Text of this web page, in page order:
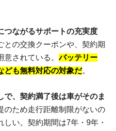
つながるサポートの充実度
との交換クーポンや、契約期
意されている。バッテリー
ども無料対応の対象だ。
で、契約満了後は車がそのま
のため走行距離制限がないの
しい。契約期間は7年・9年・